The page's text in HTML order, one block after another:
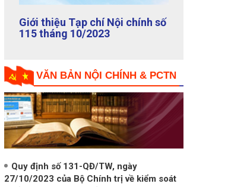
Giới thiệu Tạp chí Nội chính số
114 tháng 9/2023
VĂN BẢN NỘI CHÍNH & PCTN
Quy định số 131-QĐ/TW, ngày
27/10/2023 của Bộ Chính trị về kiểm soát